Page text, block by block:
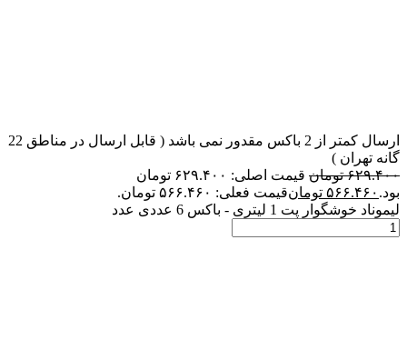
ارسال کمتر از 2 باکس مقدور نمی باشد ( قابل ارسال در مناطق 22
گانه تهران )
۶۲۹.۴۰۰ تومان
قیمت اصلی: ۶۲۹.۴۰۰ تومان
بود. ۵۶۶.۴۶۰ تومانقیمت فعلی: ۵۶۶.۴۶۰ تومان.
لیموناد خوشگوار پت 1 لیتری - باکس 6 عددی عدد